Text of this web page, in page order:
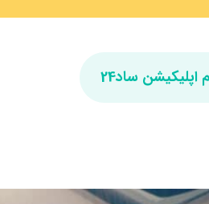
اپلیکیشن ساد24